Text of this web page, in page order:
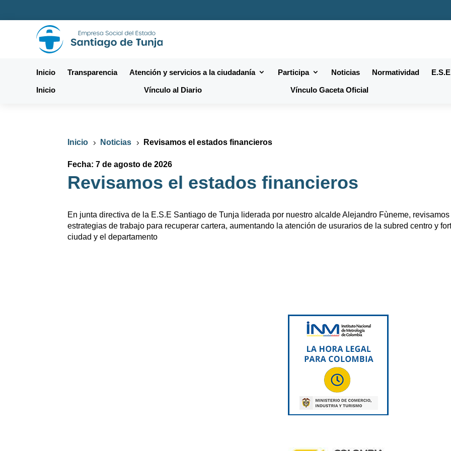
Inicio Transparencia Atención y servicios a la ciudadanía Participa Noticias Normatividad
Inicio Vínculo al Diario Vínculo Gaceta Oficial
Inicio 5 Noticias 5 Revisamos el estados financieros
Fecha: 7 de agosto de 2026
Revisamos el estados financieros
En junta directiva de la E.S.E Santiago de Tunja liderada por nuestro alcalde Alejandro Fùneme,
estrategias de trabajo para recuperar cartera, aumentando la atención de usurarios de la subred centro y
ciudad y el departamento